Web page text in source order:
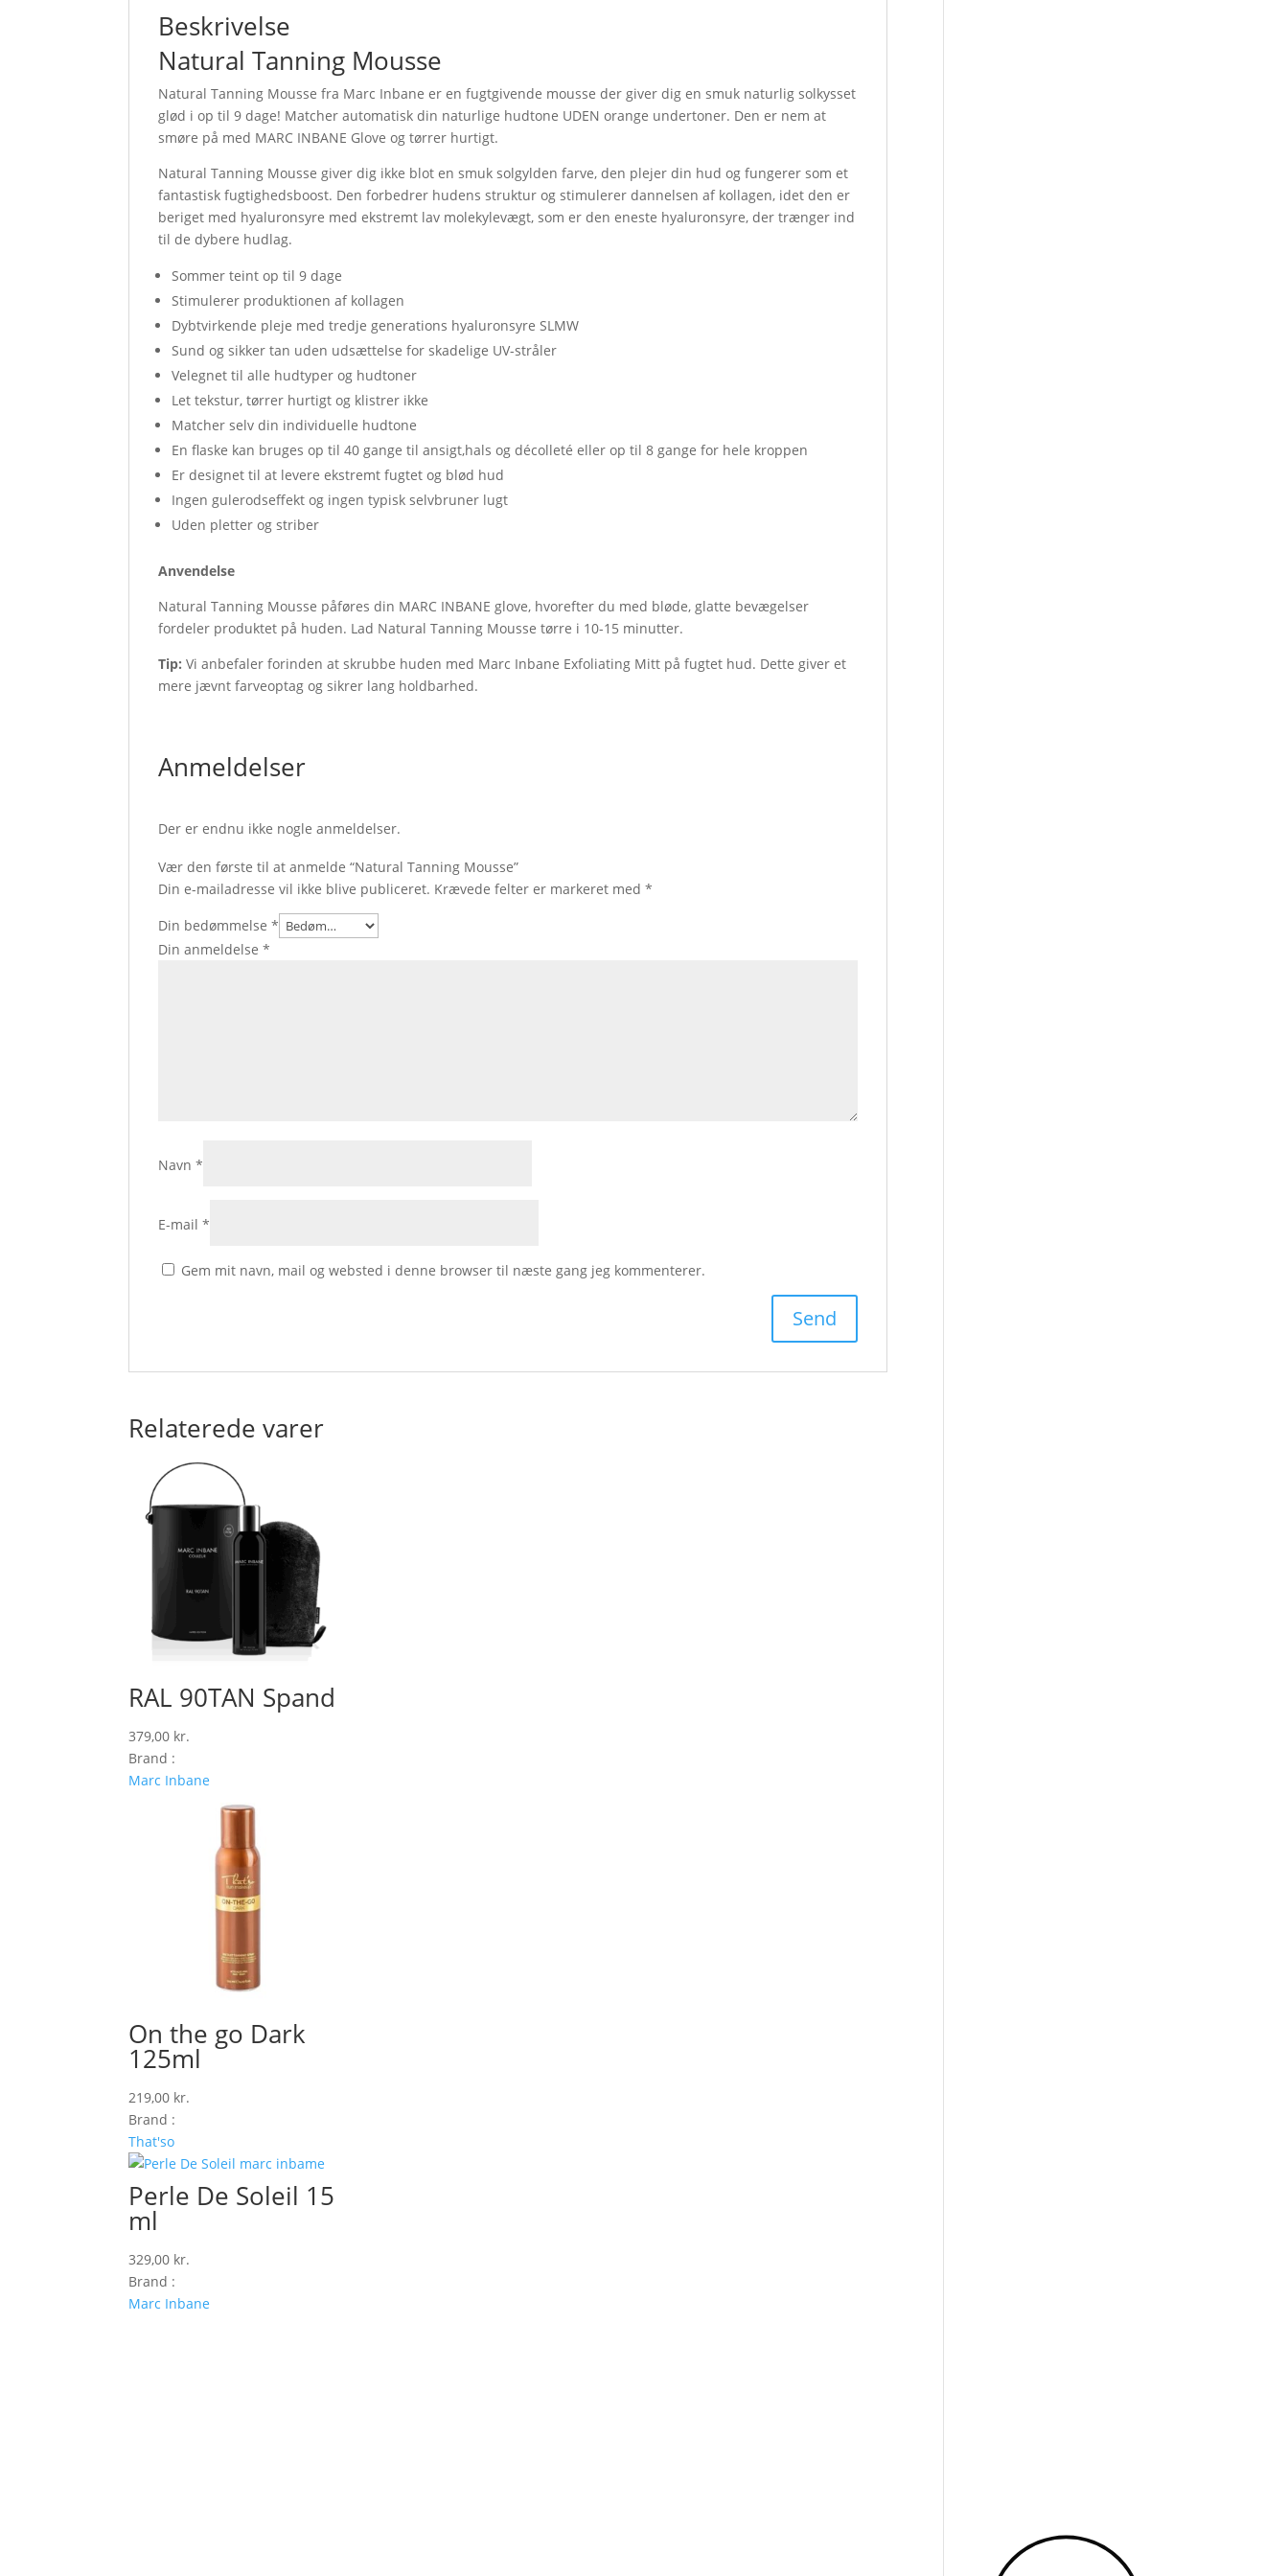
Beskrivelse
Natural Tanning Mousse
Natural Tanning Mousse fra Marc Inbane er en fugtgivende mousse der giver dig en smuk naturlig solkysset
glød i op til 9 dage! Matcher automatisk din naturlige hudtone UDEN orange undertoner. Den er nem at
smøre på med MARC INBANE Glove og tørrer hurtigt.
Natural Tanning Mousse giver dig ikke blot en smuk solgylden farve, den plejer din hud og fungerer som et
fantastisk fugtighedsboost. Den forbedrer hudens struktur og stimulerer dannelsen af kollagen, idet den er
beriget med hyaluronsyre med ekstremt lav molekylevægt, som er den eneste hyaluronsyre, der trænger ind
til de dybere hudlag.
Sommer teint op til 9 dage
Stimulerer produktionen af kollagen
Dybtvirkende pleje med tredje generations hyaluronsyre SLMW
Sund og sikker tan uden udsættelse for skadelige UV-stråler
Velegnet til alle hudtyper og hudtoner
Let tekstur, tørrer hurtigt og klistrer ikke
Matcher selv din individuelle hudtone
En flaske kan bruges op til 40 gange til ansigt,hals og décolleté eller op til 8 gange for hele kroppen
Er designet til at levere ekstremt fugtet og blød hud
Ingen gulerodseffekt og ingen typisk selvbruner lugt
Uden pletter og striber
Anvendelse
Natural Tanning Mousse påføres din MARC INBANE glove, hvorefter du med bløde, glatte bevægelser
fordeler produktet på huden. Lad Natural Tanning Mousse tørre i 10-15 minutter.
Tip: Vi anbefaler forinden at skrubbe huden med Marc Inbane Exfoliating Mitt på fugtet hud. Dette giver et
mere jævnt farveoptag og sikrer lang holdbarhed.
Anmeldelser
Der er endnu ikke nogle anmeldelser.
Vær den første til at anmelde “Natural Tanning Mousse”
Din e-mailadresse vil ikke blive publiceret. Krævede felter er markeret med*
Din bedømmelse*
Din anmeldelse*
Navn*
E-mail*
Gem mit navn, mail og websted i denne browser til næste gang jeg kommenterer.
Relaterede varer
RAL 90TAN Spand
379,00 kr.
Brand :
Marc Inbane
On the go Dark
125ml
219,00 kr.
Brand :
That'so
Perle De Soleil 15
ml
329,00 kr.
Brand :
Marc Inbane